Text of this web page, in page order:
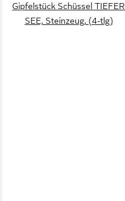
Gipfelstück Schüssel TIEFER
SEE, Steinzeug, (4-tlg)